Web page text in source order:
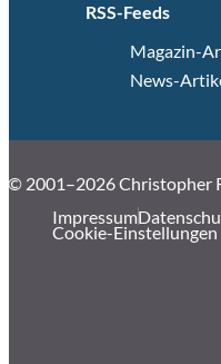
RSS-Feeds
Magazin-
News-
© 2001–2026 Christopher
Impressum
Cookie-Einstellungen